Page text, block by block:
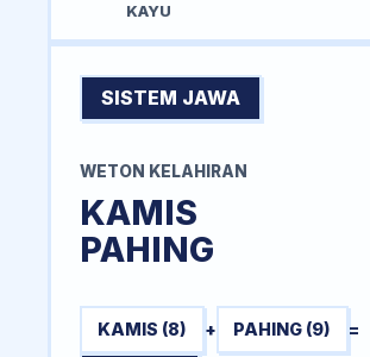
KAYU
SISTEM JAWA
WETON KELAHIRAN
KAMIS
PAHING
KAMIS (8) + PAHING (9) =